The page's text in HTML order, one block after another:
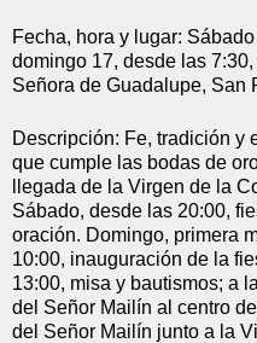
Fecha, hora y lugar:
domingo 17, desde las
Señora de Guadalupe, San
Descripción: Fe, tradición y
que cumple las bodas de
llegada de la Virgen de la
Sábado, desde las 20:00,
oración. Domingo, primera
10:00, inauguración de la
13:00, misa y bautismos; a
del Señor Mailín al centro
del Señor Mailín junto a la